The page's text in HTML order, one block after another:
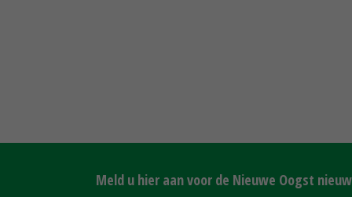
Meld u hier aan voor de Nieuwe Oogst